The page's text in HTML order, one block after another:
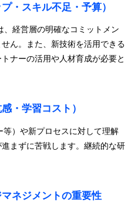
・スキル不足・予算）
、経営層の明確なコミットメン
ん。また、新技術を活用できる
ナーの活用や人材育成が必要と
・学習コスト）
）や新プロセスに対して理解
まずに苦戦します。継続的な研
ネジメントの重要性